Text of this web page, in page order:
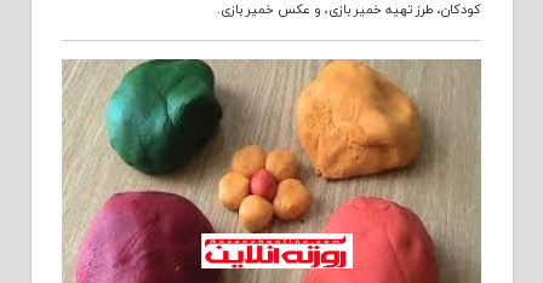
کودکان، طرز تهیه خمیر بازی، و عکس خمیر بازی.